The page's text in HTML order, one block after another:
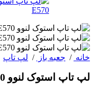
خانه / جعبه باز / لپ تاپ
لپ تاپ استوک لنوو Lenovo ThinkPad E570